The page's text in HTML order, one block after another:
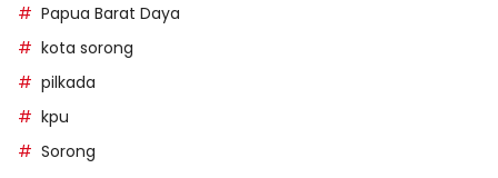
Papua Barat Daya
kota sorong
pilkada
kpu
Sorong